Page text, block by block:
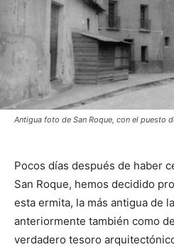
Antigua foto de San Roque, con el puesto
Pocos días después de haber
San Roque, hemos decidido
esta ermita, la más antigua de
anteriormente también como
verdadero tesoro